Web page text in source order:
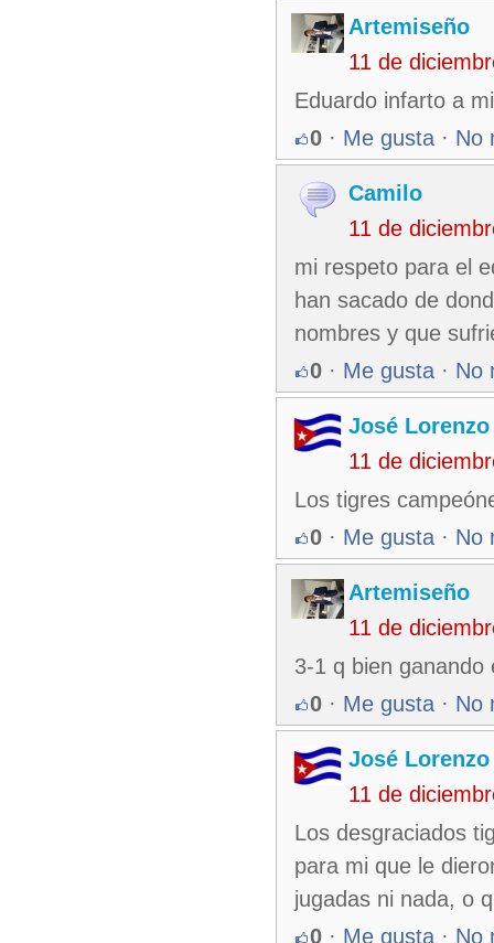
Artemiseño
11 de
Eduardo infarto a
0 · Me gusta · No
Camilo
11 de
mi respeto para el
han sacado de
nombres y que
0 · Me gusta · No
José
11 de
Los tigres
0 · Me gusta · No
Artemiseño
11 de
3-1 q bien
0 · Me gusta · No
José
11 de
Los desgraciados
para mi que le
jugadas ni nada, o
0 · Me gusta · No